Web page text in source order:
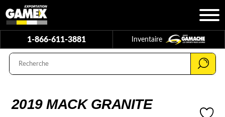
1-866-611-3881 Inventaire
2019 MACK GRANITE